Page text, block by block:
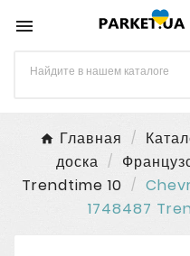

Главная
доска
Trendtime 10
1748487